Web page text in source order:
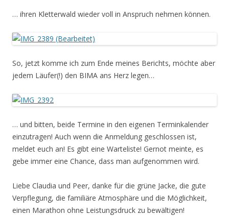
… ihren Kletterwald wieder voll in Anspruch nehmen können.
So, jetzt komme ich zum Ende meines Berichts, möchte aber
jedem Läufer(!) den BIMA ans Herz legen…
… und bitten, beide Termine in den eigenen Terminkalender
einzutragen! Auch wenn die Anmeldung geschlossen ist,
meldet euch an! Es gibt eine Warteliste! Gernot meinte, es
gebe immer eine Chance, dass man aufgenommen wird.
Liebe Claudia und Peer, danke für die grüne Jacke, die gute
Verpflegung, die familiäre Atmosphäre und die Möglichkeit,
einen Marathon ohne Leistungsdruck zu bewältigen!